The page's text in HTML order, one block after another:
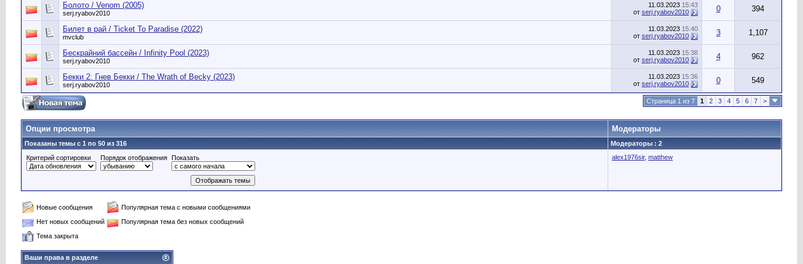
Болото / Venom (2005)
serj.ryabov2010
11.03.2023 15:43
от serj.ryabov2010 0 394
Билет в рай / Ticket To Paradise (2022)
mvclub
11.03.2023 15:40
от serj.ryabov2010 3 1,107
Бескрайний бассейн / Infinity Pool (2023)
serj.ryabov2010
11.03.2023 15:38
от serj.ryabov2010 4 962
Бекки 2: Гнев Бекки / The Wrath of Becky (2023)
serj.ryabov2010
11.03.2023 15:36
от serj.ryabov2010 0 549
Страница 1 из 7 1 2 3 4 5 6 7 >
Опции просмотра Модераторы
Показаны темы с 1 по 50 из 316
Модераторы : 2
Критерий сортировки
Порядок отображения Показать alex1976sir, matthew
Новые сообщения
Популярная тема с новыми сообщениями
Нет новых сообщений
Популярная тема без новых сообщений
Тема закрыта
Ваши права в разделе